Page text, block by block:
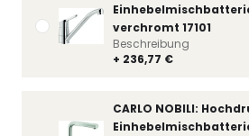
verchromt 17101
+ 236,77 €
Beschreibung
CARLO NOBILI: